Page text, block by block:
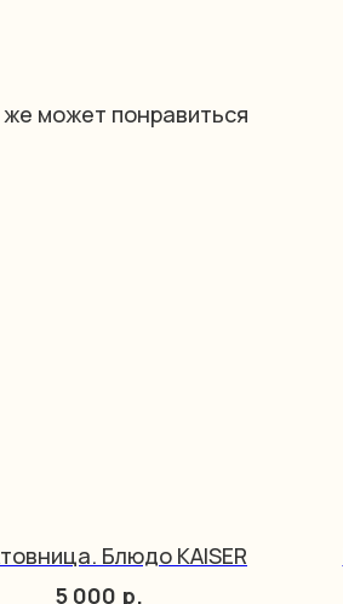
может понравиться
Блюдо KAISER
5 000 р.